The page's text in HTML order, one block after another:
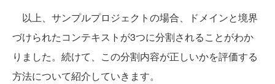
以上、サンプルプロジェクトの場合、ドメインと境界
づけられたコンテキストが3つに分割されることがわか
りました。続けて、この分割内容が正しいかを評価する
方法について紹介していきます。